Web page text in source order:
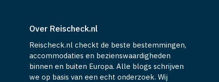
Over Reischeck.nl
Reischeck.nl checkt de beste bestemmingen,
accommodaties en bezienswaardigheden
binnen en buiten Europa. Alle blogs schrijven
we op basis van een echt onderzoek. Wij